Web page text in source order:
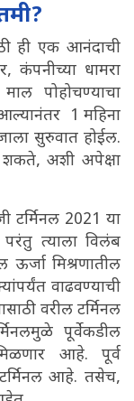
ही एक आनंदाची
कंपनीच्या धामरा
पोहोचण्याचा
1 महिना
सुरुवात होईल.
अशी अपेक्षा
टर्मिनल 2021 या
परंतु त्याला विलंब
ऊर्जा मिश्रणातील
वाढवण्याची
वरील टर्मिनल
पूर्वेकडील
आहे. पूर्व
आहे. तसेच,